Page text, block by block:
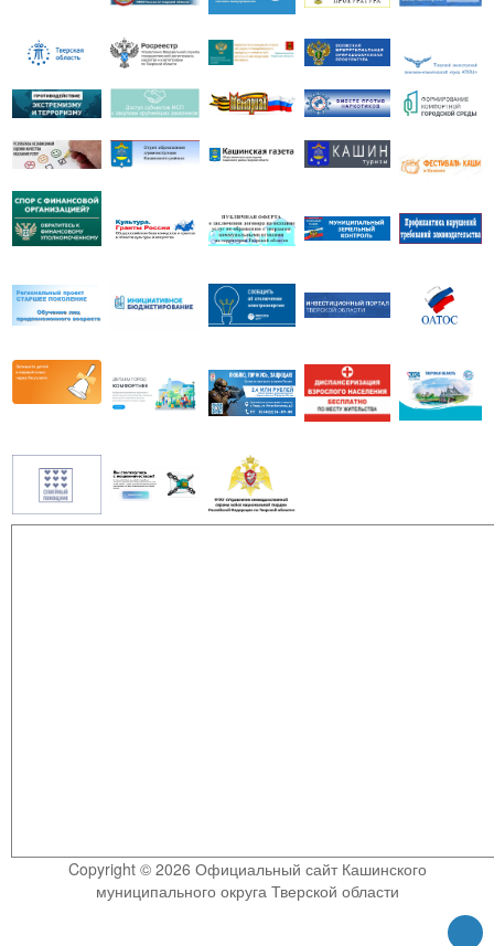
Copyright © 2026 Официальный сайт Кашинского
муниципального округа Тверской области